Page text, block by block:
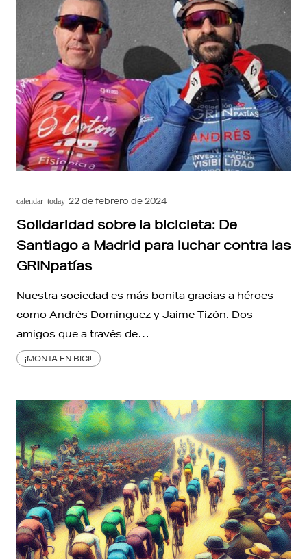
calendar_today 22 de febrero de 2024
Solidaridad sobre la bicicleta: De
Santiago a Madrid para luchar contra las
GRINpatías
Nuestra sociedad es más bonita gracias a héroes
como Andrés Domínguez y Jaime Tizón. Dos
amigos que a través de…
¡MONTA EN BICI!